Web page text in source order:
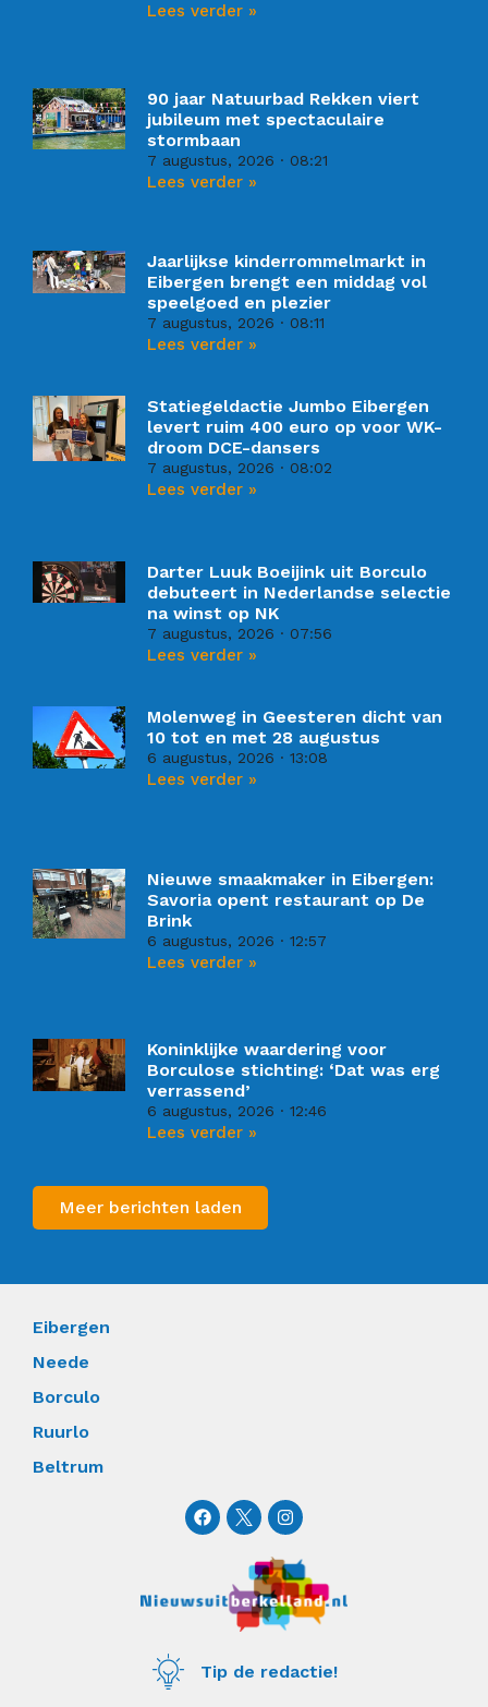
Lees verder »
90 jaar Natuurbad Rekken viert
jubileum met spectaculaire
stormbaan
7 augustus, 2026 08:21
Lees verder »
Jaarlijkse kinderrommelmarkt in
Eibergen brengt een middag vol
speelgoed en plezier
7 augustus, 2026 08:11
Lees verder »
Statiegeldactie Jumbo Eibergen
levert ruim 400 euro op voor WK-
droom DCE-dansers
7 augustus, 2026 08:02
Lees verder »
Darter Luuk Boeijink uit Borculo
debuteert in Nederlandse selectie
na winst op NK
7 augustus, 2026 07:56
Lees verder »
Molenweg in Geesteren dicht van
10 tot en met 28 augustus
6 augustus, 2026 13:08
Lees verder »
Nieuwe smaakmaker in Eibergen:
Savoria opent restaurant op De
Brink
6 augustus, 2026 12:57
Lees verder »
Koninklijke waardering voor
Borculose stichting: ‘Dat was erg
verrassend’
6 augustus, 2026 12:46
Lees verder »
Meer berichten laden
Eibergen
Neede
Borculo
Ruurlo
Beltrum
F
a
c
o
o
I
n
s
t
a
g
r
a
Tip de redactie!